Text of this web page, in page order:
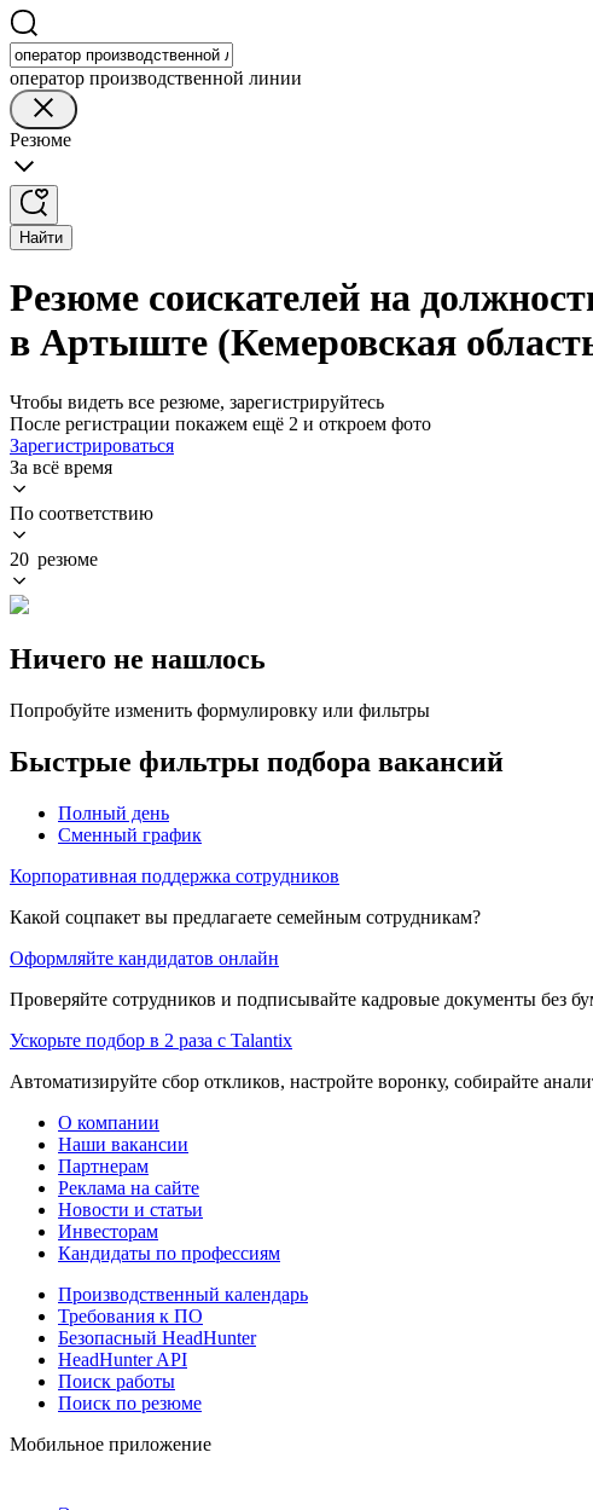
оператор производственной линии
Резюме
Найти
Резюме соискателей на
в Артыште (Кемеровская
Чтобы видеть все резюме, зарегистрируйтесь
После регистрации покажем ещё 2 и откроем фото
Зарегистрироваться
За всё время
По соответствию
20 резюме
Ничего не нашлось
Попробуйте изменить формулировку или фильтры
Быстрые фильтры подбора вакансий
Полный день
Сменный график
Корпоративная поддержка сотрудников
Какой соцпакет вы предлагаете семейным сотрудникам?
Оформляйте кандидатов онлайн
Проверяйте сотрудников и подписывайте кадровые документы без
Ускорьте подбор в 2 раза с Talantix
Автоматизируйте сбор откликов, настройте воронку, собирайте
О компании
Наши вакансии
Партнерам
Реклама на сайте
Новости и статьи
Инвесторам
Кандидаты по профессиям
Производственный календарь
Требования к ПО
Безопасный HeadHunter
HeadHunter API
Поиск работы
Поиск по резюме
Мобильное приложение